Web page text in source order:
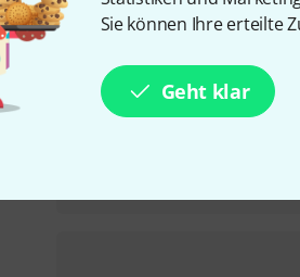
Sie können Ihre erteilte
Geht klar